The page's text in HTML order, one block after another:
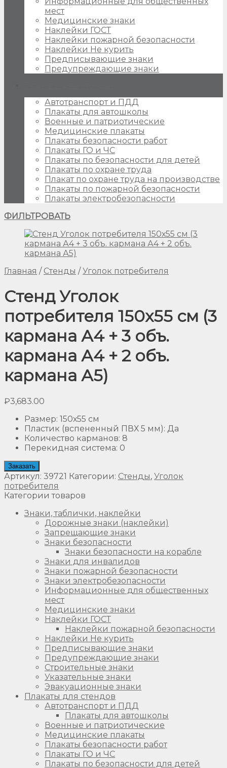
мест
Медицинские знаки
Наклейки ГОСТ
Наклейки пожарной безопасности
Наклейки Не курить
Предписывающие знаки
Предупреждающие знаки
Автотранспорт и ПДД
Плакаты для автошколы
Военные и патриотические
Медицинские плакаты
Плакаты безопасности работ
Плакаты ГО и ЧС
Плакаты по безопасности для детей
Плакаты по охране труда
Плакат по охране труда на производстве
Плакаты по пожарной безопасности
Плакаты электробезопасности
ФИЛЬТРОВАТЬ
Главная / Стенды / Уголок потребителя
Стенд Уголок
потребителя 150х55 см (3
кармана А4 + 3 объ.
кармана А4 + 2 объ.
кармана А5)
₽3,683.00
Размер: 150х55 см
Пластик (вспененный ПВХ 5 мм): Да
Количество карманов: 8
Перекидная система: 0
Заказать
Артикул: 39721 Категории: Стенды, Уголок
потребителя
Категории товаров
Знаки, таблички, наклейки
Дорожные знаки (наклейки)
Запрещающие знаки
Знаки безопасности
Знаки безопасности на корабле
Знаки для инвалидов
Знаки пожарной безопасности
Знаки электробезопасности
Информационные для общественных
мест
Медицинские знаки
Наклейки ГОСТ
Наклейки пожарной безопасности
Наклейки Не курить
Предписывающие знаки
Предупреждающие знаки
Строительные знаки
Указательные знаки
Эвакуационные знаки
Плакаты для стендов
Автотранспорт и ПДД
Плакаты для автошколы
Военные и патриотические
Медицинские плакаты
Плакаты безопасности работ
Плакаты ГО и ЧС
Плакаты по безопасности для детей